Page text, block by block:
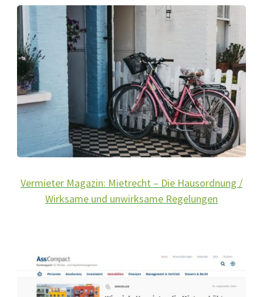
Vermieter Magazin: Mietrecht – Die Hausordnung /
Wirksame und unwirksame Regelungen